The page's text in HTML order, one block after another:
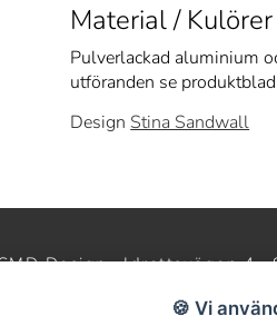
Material / Kulörer
Pulverlackad aluminium
utföranden se
Design Stina Sandwall
Design · Idrottsvägen 4
🍪 Vi